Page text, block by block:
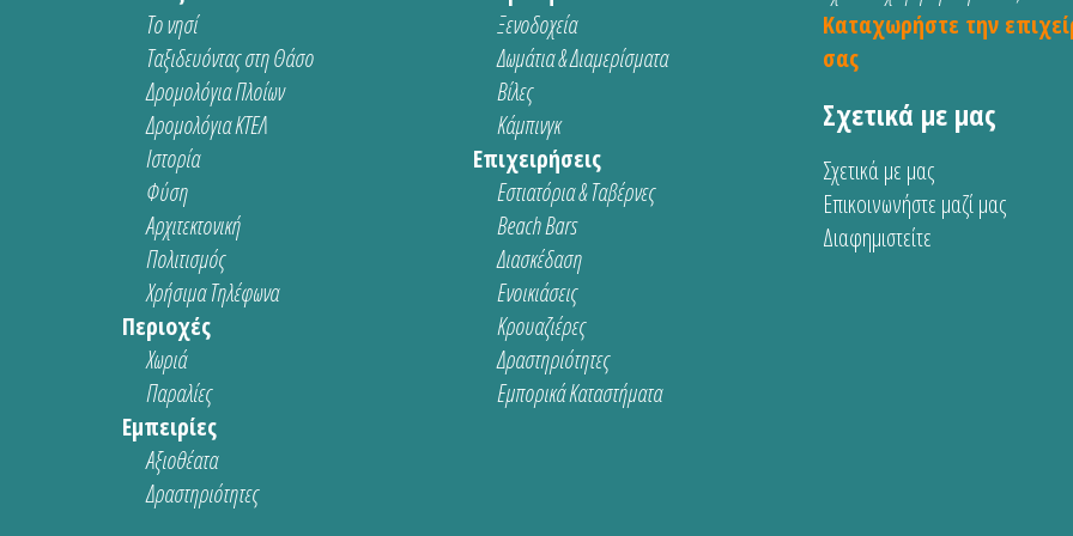
Το νησί
Ταξιδευόντας στη Θάσο
Δρομολόγια Πλοίων
Δρομολόγια ΚΤΕΛ
Ιστορία
Φύση
Αρχιτεκτονική
Πολιτισμός
Χρήσιμα Τηλέφωνα
Περιοχές
Χωριά
Παραλίες
Εμπειρίες
Αξιοθέατα
Δραστηριότητες
Ξενοδοχεία
Δωμάτια & Διαμερίσματα
Βίλες
Κάμπινγκ
Επιχειρήσεις
Εστιατόρια & Ταβέρνες
Beach Bars
Διασκέδαση
Ενοικιάσεις
Κρουαζιέρες
Δραστηριότητες
Εμπορικά Καταστήματα
Καταχωρήστε την
σας
Σχετικά με μας
Σχετικά με μας
Επικοινωνήστε μαζί μας
Διαφημιστείτε